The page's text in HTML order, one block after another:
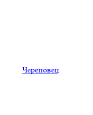
Череповец